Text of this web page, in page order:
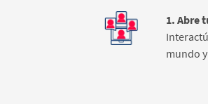
1. Abre
mundo